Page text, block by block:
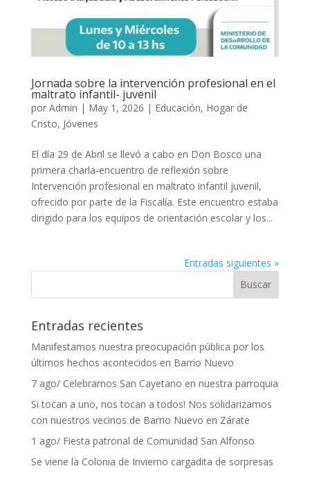
Jornada sobre la intervención profesional en el
maltrato infantil- juvenil
por Admin | May 1, 2026 | Educación, Hogar de
Cristo, Jóvenes
El día 29 de Abril se llevó a cabo en Don Bosco una
primera charla-encuentro de reflexión sobre
Intervención profesional en maltrato infantil juvenil,
ofrecido por parte de la Fiscalía. Este encuentro estaba
dirigido para los equipos de orientación escolar y los...
Entradas siguientes »
Entradas recientes
Manifestamos nuestra preocupación pública por los
últimos hechos acontecidos en Barrio Nuevo
7 ago/ Celebramos San Cayetano en nuestra parroquia
Si tocan a uno, nos tocan a todos! Nos solidarizamos
con nuestros vecinos de Barrio Nuevo en Zárate
1 ago/ Fiesta patronal de Comunidad San Alfonso
Se viene la Colonia de Invierno cargadita de sorpresas